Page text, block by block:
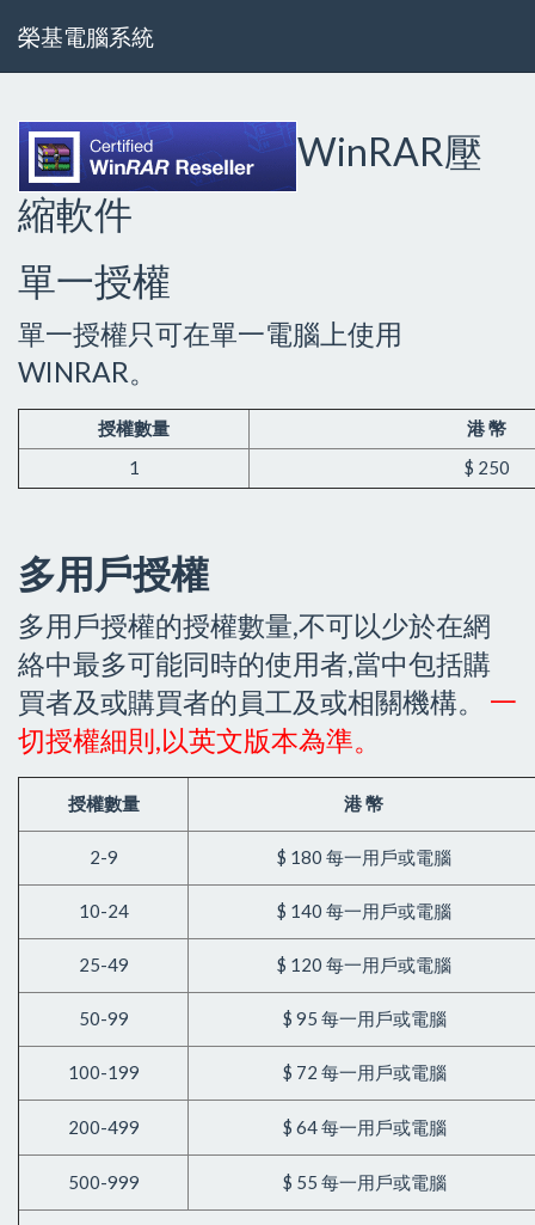
榮基電腦系統
WinRAR壓
縮軟件
單一授權
單一授權只可在單一電腦上使用
WINRAR。
授權數量
港 幣
1
$ 250
多用戶授權
多用戶授權的授權數量,不可以少於在網
絡中最多可能同時的使用者,當中包括購
買者及或購買者的員工及或相關機構。 一
切授權細則,以英文版本為準。
授權數量 港 幣
2-9 $ 180 每一用戶或電腦
10-24 $ 140 每一用戶或電腦
25-49 $ 120 每一用戶或電腦
50-99 $ 95 每一用戶或電腦
100-199 $ 72 每一用戶或電腦
200-499 $ 64 每一用戶或電腦
500-999 $ 55 每一用戶或電腦